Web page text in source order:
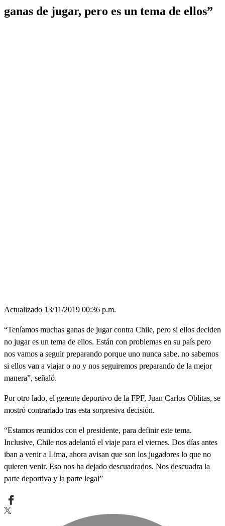
ganas de jugar, pero es un tema de ellos”
Actualizado 13/11/2019 00:36 p.m.
“Teníamos muchas ganas de jugar contra Chile, pero si ellos deciden
no jugar es un tema de ellos. Están con problemas en su país pero
nos vamos a seguir preparando porque uno nunca sabe, no sabemos
si ellos van a viajar o no y nos seguiremos preparando de la mejor
manera”, señaló.
Por otro lado, el gerente deportivo de la FPF, Juan Carlos Oblitas, se
mostró contrariado tras esta sorpresiva decisión.
“Estamos reunidos con el presidente, para definir este tema.
Inclusive, Chile nos adelantó el viaje para el viernes. Dos días antes
iban a venir a Lima, ahora avisan que son los jugadores lo que no
quieren venir. Eso nos ha dejado descuadrados. Nos descuadra la
parte deportiva y la parte legal”